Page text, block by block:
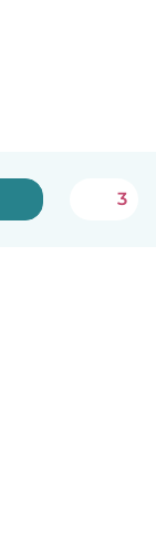
3